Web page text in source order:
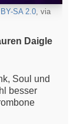
SA 2.0, via
Daigle
Soul und
besser